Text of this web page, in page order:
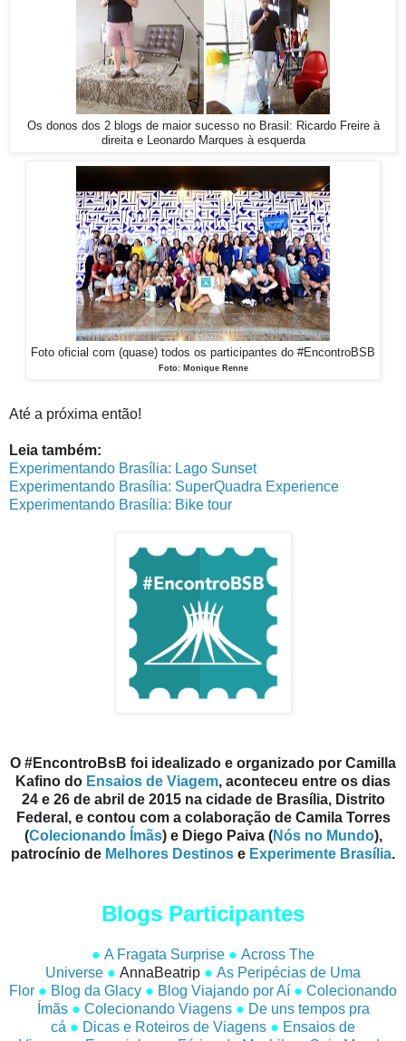
Os donos dos 2 blogs de maior sucesso no Brasil: Ricardo Freire à
direita e Leonardo Marques à esquerda
Foto oficial com (quase) todos os participantes do #EncontroBSB
Foto: Monique Renne
Até a próxima então!
Leia também:
Experimentando Brasília: Lago Sunset
Experimentando Brasília: SuperQuadra Experience
Experimentando Brasília: Bike tour
O #EncontroBsB foi idealizado e organizado por Camilla
Kafino do Ensaios de Viagem, aconteceu entre os dias
24 e 26 de abril de 2015 na cidade de Brasília, Distrito
Federal, e contou com a colaboração de Camila Torres
(Colecionando Ímãs) e Diego Paiva (Nós no Mundo),
patrocínio de Melhores Destinos e Experimente Brasília.
Blogs Participantes
● A Fragata Surprise ● Across The
Universe ● AnnaBeatrip ● As Peripécias de Uma
Flor ● Blog da Glacy ● Blog Viajando por Aí ● Colecionando
Ímãs ● Colecionando Viagens ● De uns tempos pra
cá ● Dicas e Roteiros de Viagens ● Ensaios de